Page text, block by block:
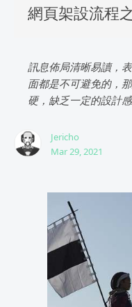
網頁架設流程
訊息佈局清晰易讀，
面都是不可避免的，
硬，缺乏一定的設計
Jericho
Mar 29, 2021